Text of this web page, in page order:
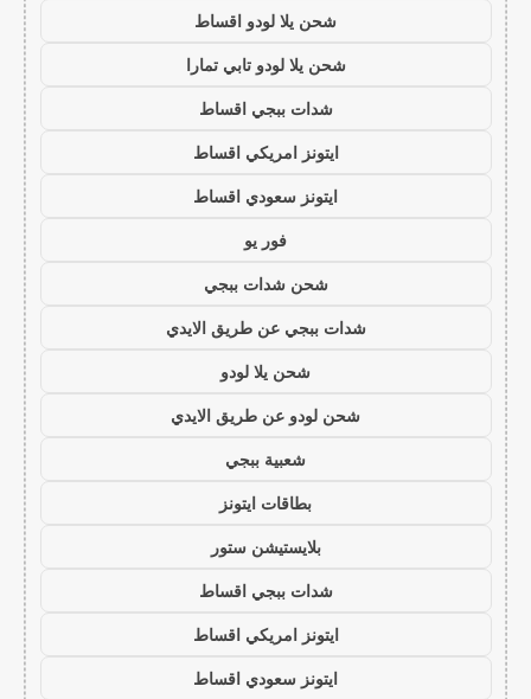
شحن يلا لودو اقساط
شحن يلا لودو تابي تمارا
شدات ببجي اقساط
ايتونز امريكي اقساط
ايتونز سعودي اقساط
فور يو
شحن شدات ببجي
شدات ببجي عن طريق الايدي
شحن يلا لودو
شحن لودو عن طريق الايدي
شعبية ببجي
بطاقات ايتونز
بلايستيشن ستور
شدات ببجي اقساط
ايتونز امريكي اقساط
ايتونز سعودي اقساط